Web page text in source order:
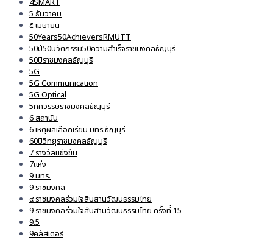
5 ธันวาคม
๕ เมษายน
50Years50AchieversRMUTT
50ปี50นวัตกรรม50ความสำเร็จราชมงคลธัญบุรี
50ปีราชมงคลธัญบุรี
5G
5G Communication
5G Optical
5ทศวรรษราชมงคลธัญบุรี
6 สถาบัน
6 เหตุผลเลือกเรียน มทร.ธัญบุรี
60ปีวิทยุราชมงคลธัญบุรี
7 รางวัลแข่งขัน
7แห่ง
9 มทร.
9 ราชมงคล
๙ ราชมงคลร่วมใจสืบสานวัฒนธรรมไทย
9 ราชมงคลร่วมใจสืบสานวัฒนธรรมไทย ครั้งที่ 15
9.5
9คลัสเตอร์